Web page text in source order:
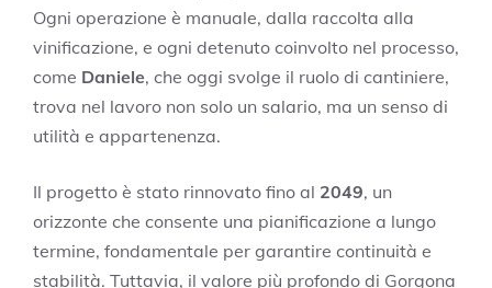
Ogni operazione è manuale, dalla raccolta alla
vinificazione, e ogni detenuto coinvolto nel processo,
come Daniele, che oggi svolge il ruolo di cantiniere,
trova nel lavoro non solo un salario, ma un senso di
utilità e appartenenza.
Il progetto è stato rinnovato fino al 2049, un
orizzonte che consente una pianificazione a lungo
termine, fondamentale per garantire continuità e
stabilità. Tuttavia, il valore più profondo di Gorgona